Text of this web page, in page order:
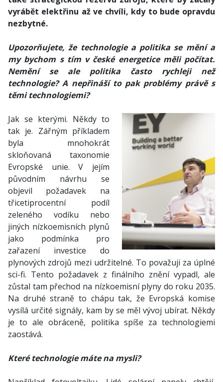
vyrábět elektřinu až ve chvíli, kdy to bude opravdu
nezbytné.
Upozorňujete, že technologie a politika se mění a
my bychom s tím v české energetice měli počítat.
Nemění se ale politika často rychleji než
technologie? A nepřináší to pak problémy právě s
těmi technologiemi?
Jak se kterými. Někdy to
tak je. Zářným příkladem
byla mnohokrát
skloňovaná taxonomie
Evropské unie. V jejím
původním návrhu se
objevil požadavek na
třicetiprocentní podíl
zeleného vodíku nebo
jiných nízkoemisních plynů
jako podmínka pro
zařazení investice do
plynových zdrojů mezi udržitelné. To považuji za úplné
sci-fi. Tento požadavek z finálního znění vypadl, ale
zůstal tam přechod na nízkoemisní plyny do roku 2035.
Na druhé straně to chápu tak, že Evropská komise
vysílá určité signály, kam by se měl vývoj ubírat. Někdy
je to ale obráceně, politika spíše za technologiemi
zaostává.
Které technologie máte na mysli?